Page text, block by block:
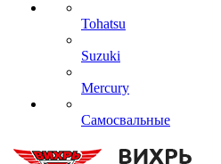
Tohatsu
Suzuki
Mercury
Самосвальные